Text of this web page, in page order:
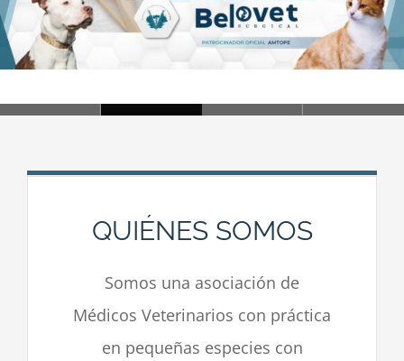
Loading...
QUIÉNES SOMOS
Somos una asociación de
Médicos Veterinarios con práctica
en pequeñas especies con